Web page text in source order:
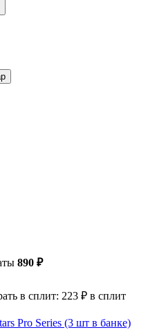
890 ₽
в сплит: 223 ₽ в сплит
Pro Series (3 шт в банке)